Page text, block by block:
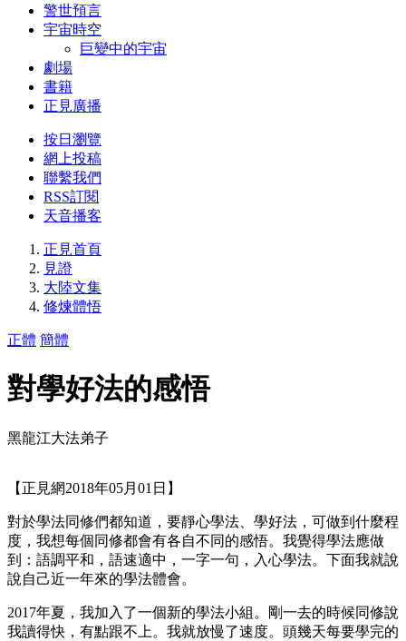
警世預言
宇宙時空
巨變中的宇宙
劇場
書籍
正見廣播
按日瀏覽
網上投稿
聯繫我們
RSS訂閱
天音播客
正見首頁
見證
大陸文集
修煉體悟
正體 簡體
對學好法的感悟
黑龍江大法弟子
【正見網2018年05月01日】
對於學法同修們都知道，要靜心學法、學好法，可做到什麼程
度，我想每個同修都會有各自不同的感悟。我覺得學法應做
到：語調平和，語速適中，一字一句，入心學法。下面我就說
說自己近一年來的學法體會。
2017年夏，我加入了一個新的學法小組。剛一去的時候同修說
我讀得快，有點跟不上。我就放慢了速度。頭幾天每要學完的